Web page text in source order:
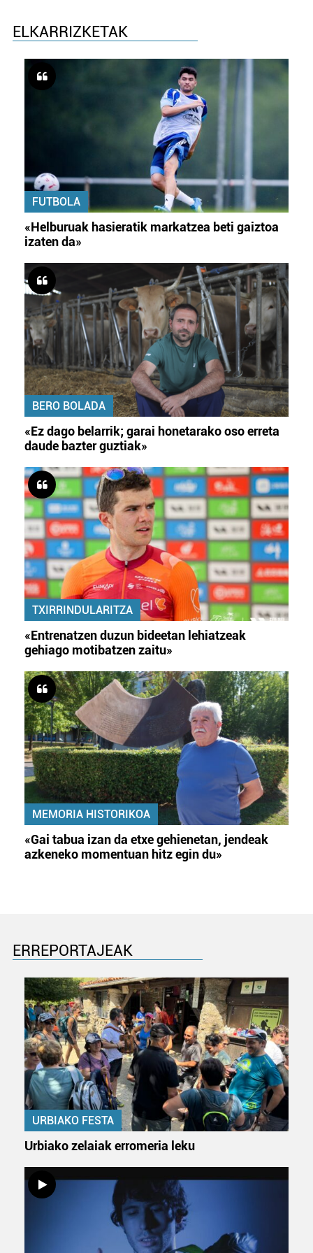
ELKARRIZKETAK
FUTBOLA
«Helburuak hasieratik markatzea beti gaiztoa
izaten da»
BERO BOLADA
«Ez dago belarrik; garai honetarako oso erreta
daude bazter guztiak»
TXIRRINDULARITZA
«Entrenatzen duzun bideetan lehiatzeak
gehiago motibatzen zaitu»
MEMORIA HISTORIKOA
«Gai tabua izan da etxe gehienetan, jendeak
azkeneko momentuan hitz egin du»
ERREPORTAJEAK
URBIAKO FESTA
Urbiako zelaiak erromeria leku